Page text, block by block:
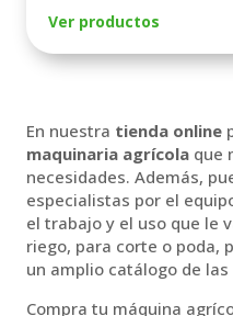
Ver productos
En nuestra tienda online
maquinaria agrícola que
necesidades. Además,
especialistas por el
el trabajo y el uso que le
riego, para corte o poda,
un amplio catálogo de las
Compra tu máquina